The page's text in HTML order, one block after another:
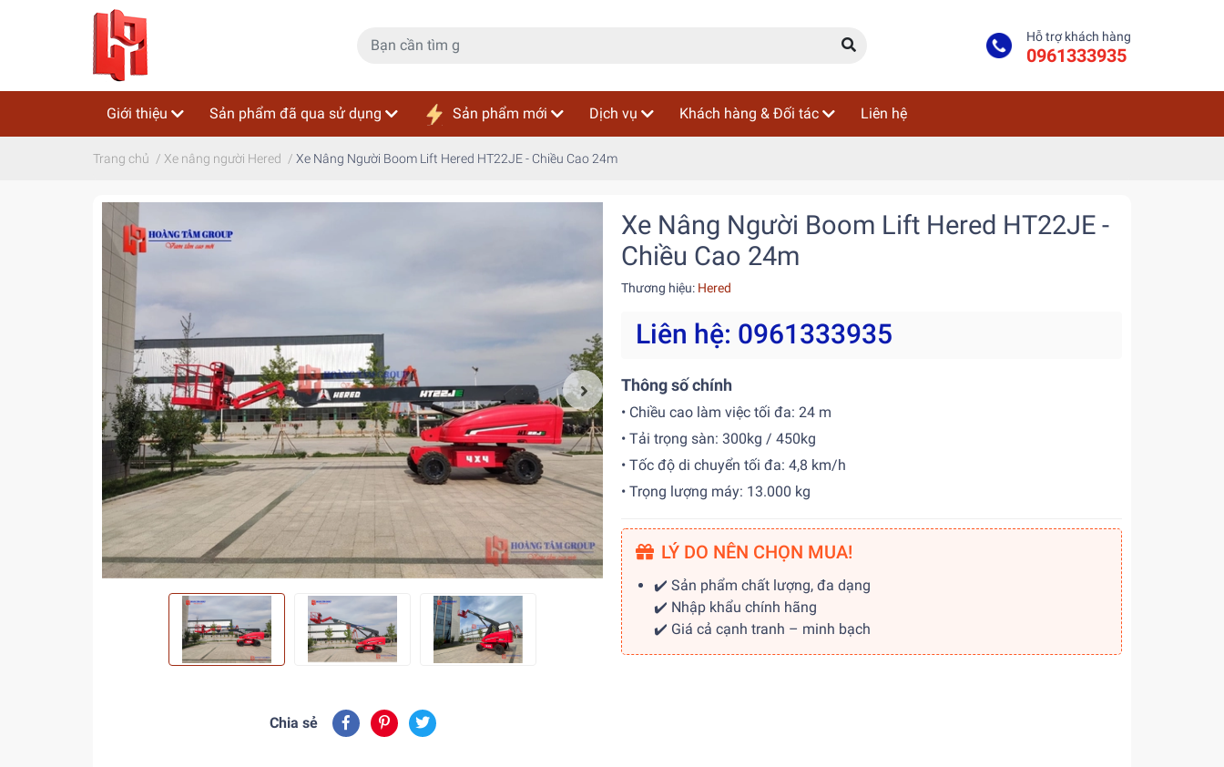
Hỗ trợ khách hàng
0961333935
Giới thiệu Sản phẩm đã qua sử dụng Sản phẩm mới Dịch vụ Khách hàng & Đối tác Liên hệ
Trang chủ / Xe nâng người Hered / Xe Nâng Người Boom Lift Hered HT22JE - Chiều Cao 24m
Chia sẻ
Xe Nâng Người Boom Lift Hered HT22JE -
Chiều Cao 24m
Thương hiệu: Hered
Liên hệ: 0961333935
Thông số chính
• Chiều cao làm việc tối đa: 24 m
• Tải trọng sàn: 300kg / 450kg
• Tốc độ di chuyển tối đa: 4,8 km/h
• Trọng lượng máy: 13.000 kg
LÝ DO NÊN CHỌN MUA!
✔️ Sản phẩm chất lượng, đa dạng
✔️ Nhập khẩu chính hãng
✔️ Giá cả cạnh tranh – minh bạch